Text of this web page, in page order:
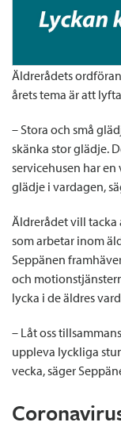
Äldrerådets
årets tema är att
– Stora och små
skänka stor glädje.
servicehusen har
glädje i vardagen,
Äldrerådet vill
som arbetar inom
Seppänen
och
lycka i de äldres
– Låt oss
uppleva lyckliga
vecka, säger